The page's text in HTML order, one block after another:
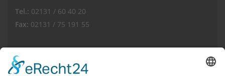
Tel.: 02131 / 60 40 20
Fax: 02131 / 75 191 55
E-Mail:
info(at)thurnerimmobilien.de